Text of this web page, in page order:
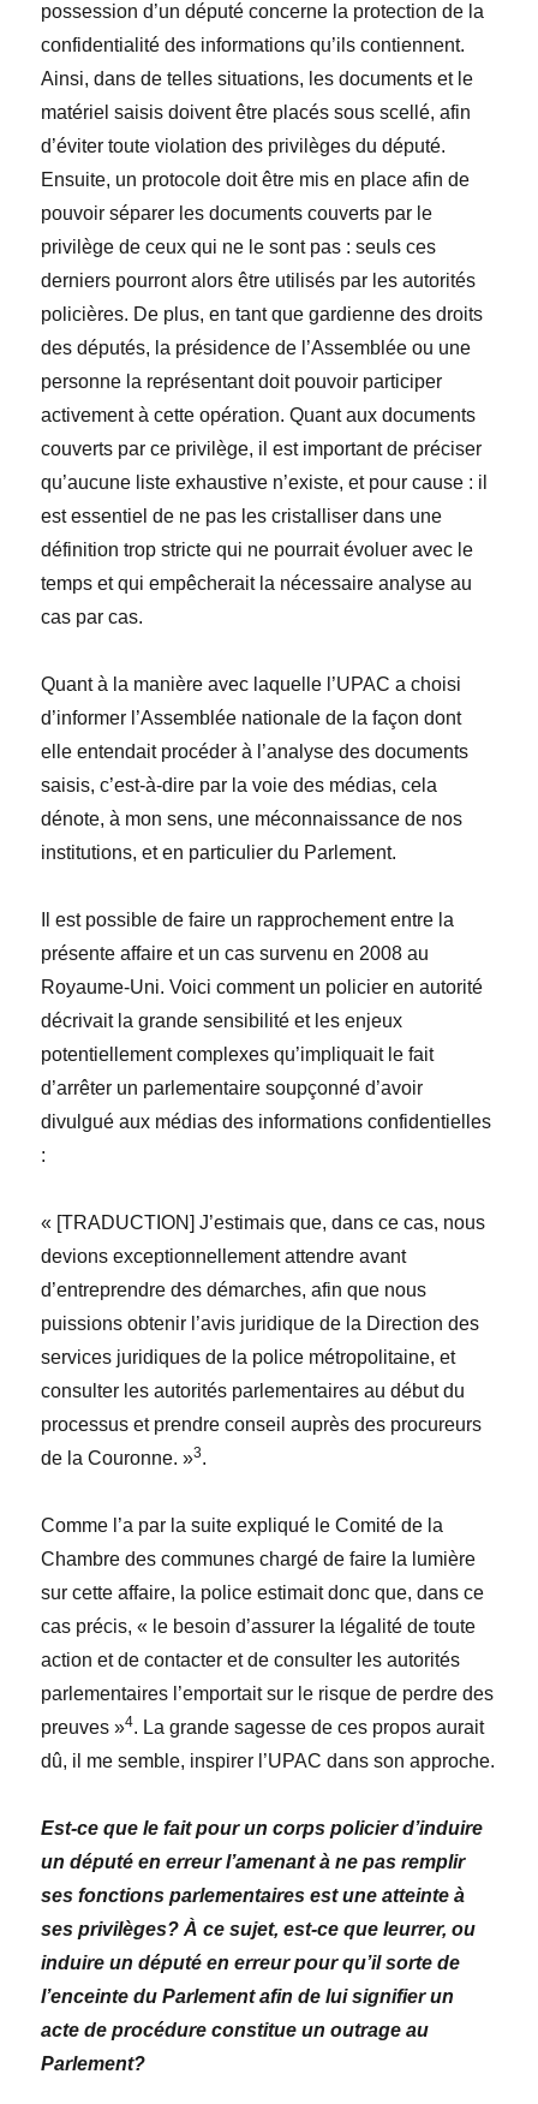
possession d’un député concerne la protection de la
confidentialité des informations qu’ils contiennent.
Ainsi, dans de telles situations, les documents et le
matériel saisis doivent être placés sous scellé, afin
d’éviter toute violation des privilèges du député.
Ensuite, un protocole doit être mis en place afin de
pouvoir séparer les documents couverts par le
privilège de ceux qui ne le sont pas : seuls ces
derniers pourront alors être utilisés par les autorités
policières. De plus, en tant que gardienne des droits
des députés, la présidence de l’Assemblée ou une
personne la représentant doit pouvoir participer
activement à cette opération. Quant aux documents
couverts par ce privilège, il est important de préciser
qu’aucune liste exhaustive n’existe, et pour cause : il
est essentiel de ne pas les cristalliser dans une
définition trop stricte qui ne pourrait évoluer avec le
temps et qui empêcherait la nécessaire analyse au
cas par cas.
Quant à la manière avec laquelle l’UPAC a choisi
d’informer l’Assemblée nationale de la façon dont
elle entendait procéder à l’analyse des documents
saisis, c’est-à-dire par la voie des médias, cela
dénote, à mon sens, une méconnaissance de nos
institutions, et en particulier du Parlement.
Il est possible de faire un rapprochement entre la
présente affaire et un cas survenu en 2008 au
Royaume-Uni. Voici comment un policier en autorité
décrivait la grande sensibilité et les enjeux
potentiellement complexes qu’impliquait le fait
d’arrêter un parlementaire soupçonné d’avoir
divulgué aux médias des informations confidentielles
:
« [TRADUCTION] J’estimais que, dans ce cas, nous
devions exceptionnellement attendre avant
d’entreprendre des démarches, afin que nous
puissions obtenir l’avis juridique de la Direction des
services juridiques de la police métropolitaine, et
consulter les autorités parlementaires au début du
processus et prendre conseil auprès des procureurs
de la Couronne. »3.
Comme l’a par la suite expliqué le Comité de la
Chambre des communes chargé de faire la lumière
sur cette affaire, la police estimait donc que, dans ce
cas précis, « le besoin d’assurer la légalité de toute
action et de contacter et de consulter les autorités
parlementaires l’emportait sur le risque de perdre des
preuves »4. La grande sagesse de ces propos aurait
dû, il me semble, inspirer l’UPAC dans son approche.
Est-ce que le fait pour un corps policier d’induire
un député en erreur l’amenant à ne pas remplir
ses fonctions parlementaires est une atteinte à
ses privilèges? À ce sujet, est-ce que leurrer, ou
induire un député en erreur pour qu’il sorte de
l’enceinte du Parlement afin de lui signifier un
acte de procédure constitue un outrage au
Parlement?